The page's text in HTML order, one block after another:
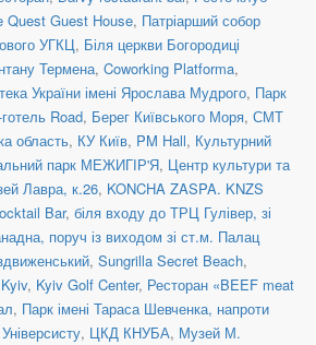
Quest Guest House, Патріарший собор
УГКЦ, Біля церкви Богородиці
Термена, Coworking Platforma,
України імені Ярослава Мудрого, Парк
Road, Берег Київського Моря, СМТ
область, КУ Київ, PM Hall, Культурний
парк МЕЖИГІР'Я, Центр культури та
Лавра, к.26, KONCHA ZASPA. KNZS
Bar, біля входу до ТРЦ Гулівер, зі
поруч із виходом зі ст.м. Палац
, Sungrilla Secret Beach,
, Kyiv Golf Center, Ресторан «BEEF meat
, Парк імені Тараса Шевченка, напроти
, ЦКД КНУБА, Музей М.